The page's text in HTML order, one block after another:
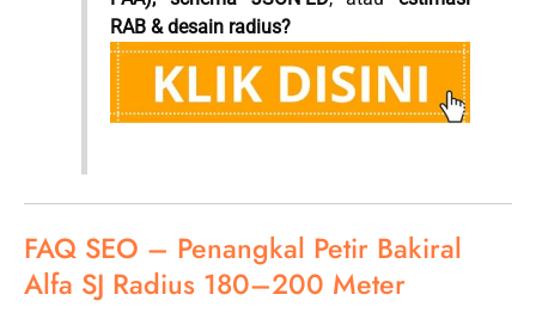
RAB & desain radius?
FAQ SEO – Penangkal Petir Bakiral
Alfa SJ Radius 180–200 Meter